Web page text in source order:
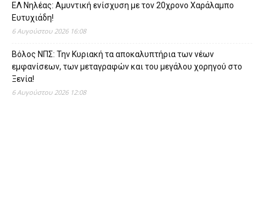
ΕΛ Νηλέας: Αμυντική ενίσχυση με τον 20χρονο Χαράλαμπο
Ευτυχιάδη!
6 Αυγούστου 2026 16:08
Βόλος ΝΠΣ: Την Κυριακή τα αποκαλυπτήρια των νέων
εμφανίσεων, των μεταγραφών και του μεγάλου χορηγού στο
Ξενία!
6 Αυγούστου 2026 12:08